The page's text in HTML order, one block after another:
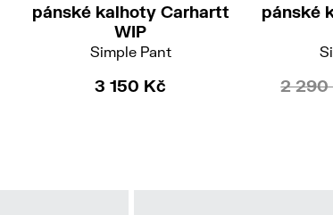
pánské kalhoty Carhartt
WIP
Simple Pant
3 150 Kč
pánské
2 290